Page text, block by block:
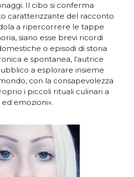
Il cibo si conferma
caratterizzante del racconto
a ripercorrere le tappe
siano esse brevi ricordi
o episodi di storia
e spontanea, l’autrice
a esplorare insieme
con la consapevolezza
i piccoli rituali culinari a
emozioni».